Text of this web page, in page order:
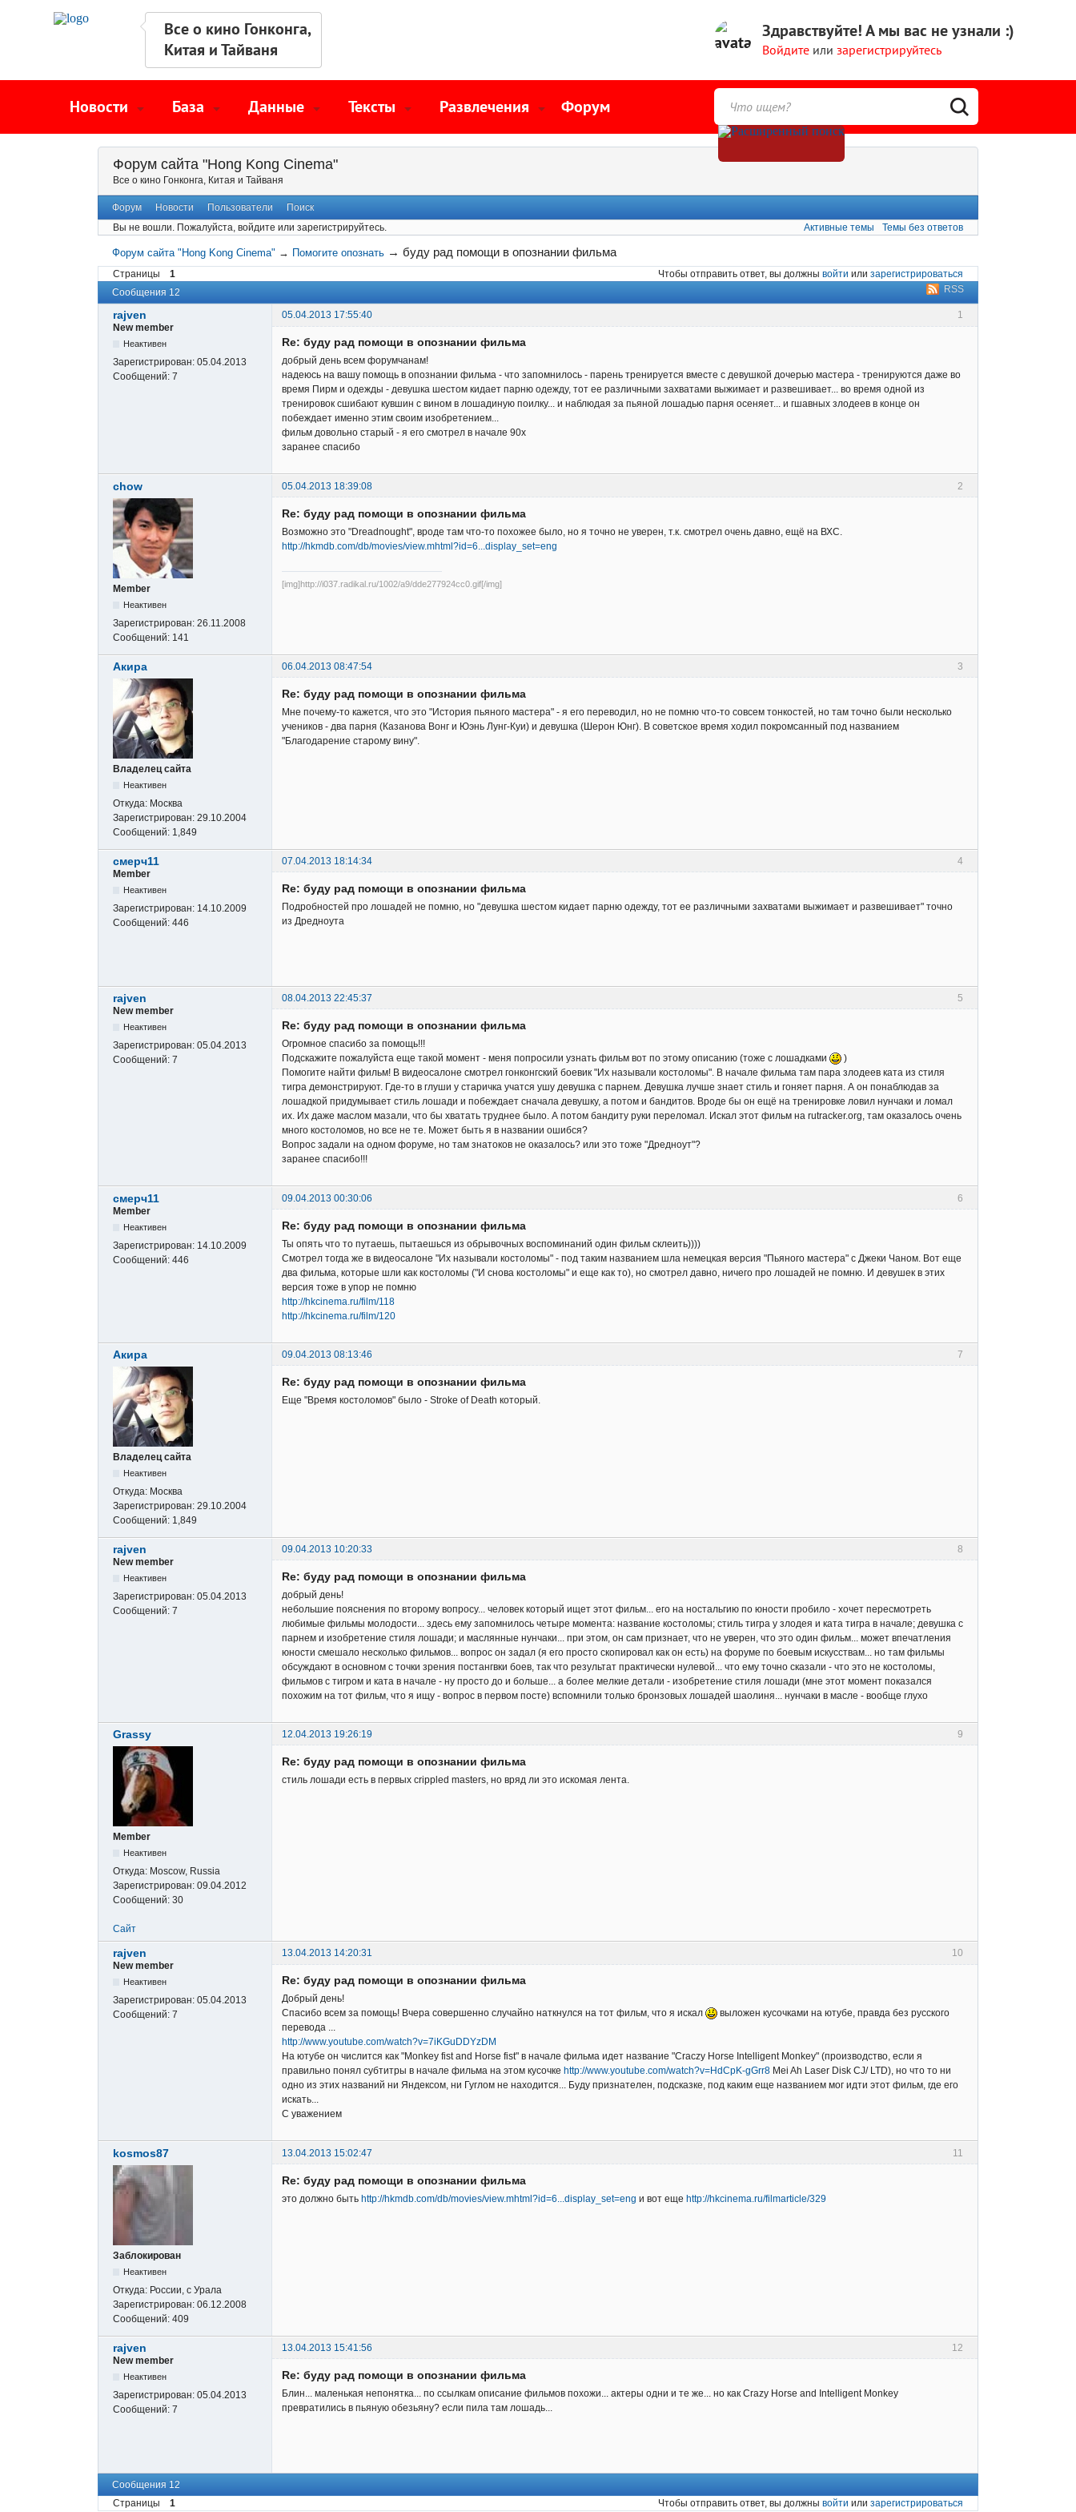
Все о кино Гонконга,
Китая и Тайваня
Здравствуйте!А мы вас не узнали :)
Войдите или зарегистрируйтесь
Новости База Данные Тексты Развлечения Форум
Форум сайта "Hong Kong Cinema"
Все о кино Гонконга, Китая и Тайваня
Форум Новости Пользователи
Поиск
Вы не вошли. Пожалуйста, войдите или зарегистрируйтесь. Активные темы Темы без ответов
Форум сайта "Hong Kong Cinema" → Помогите опознать →буду рад помощи в опознании фильма
Страницы 1 Чтобы отправить ответ, вы должны войти или зарегистрироваться
RSS
Сообщения 12
1
rajven
05.04.2013 17:55:40
New member
Неактивен
Зарегистрирован: 05.04.2013
Сообщений: 7
Re: буду рад помощи в опознании фильма
добрый день всем форумчанам!
надеюсь на вашу помощь в опознании фильма - что запомнилось - парень тренируется вместе с девушкой дочерью мастера - тренируются даже во
время Пирм и одежды - девушка шестом кидает парню одежду, тот ее различными захватами выжимает и развешивает... во время одной из
тренировок сшибают кувшин с вином в лошадиную поилку... и наблюдая за пьяной лошадью парня осеняет... и гшавных злодеев в конце он
побеждает именно этим своим изобретением...
фильм довольно старый - я его смотрел в начале 90х
заранее спасибо
2
chow 05.04.2013 18:39:08
Member
Неактивен
Зарегистрирован: 26.11.2008
Сообщений: 141
Re: буду рад помощи в опознании фильма
Возможно это "Dreadnought", вроде там что-то похожее было, но я точно не уверен, т.к. смотрел очень давно, ещё на ВХС.
http://hkmdb.com/db/movies/view.mhtml?id=6...display_set=eng
[img]http://i037.radikal.ru/1002/a9/dde277924cc0.gif[/img]
3
Акира 06.04.2013 08:47:54
Владелец сайта
Неактивен
Откуда: Москва
Зарегистрирован: 29.10.2004
Сообщений: 1,849
Re: буду рад помощи в опознании фильма
Мне почему-то кажется, что это "История пьяного мастера" - я его переводил, но не помню что-то совсем тонкостей, но там точно были несколько
учеников - два парня (Казанова Вонг и Юэнь Лунг-Куи) и девушка (Шерон Юнг). В советское время ходил покромсанный под названием
"Благодарение старому вину".
4
смерч11
07.04.2013 18:14:34
Member
Неактивен
Зарегистрирован: 14.10.2009
Сообщений: 446
Re: буду рад помощи в опознании фильма
Подробностей про лошадей не помню, но "девушка шестом кидает парню одежду, тот ее различными захватами выжимает и развешивает" точно
из Дредноута
5
rajven
08.04.2013 22:45:37
New member
Неактивен
Зарегистрирован: 05.04.2013
Сообщений: 7
Re: буду рад помощи в опознании фильма
Огромное спасибо за помощь!!!
Подскажите пожалуйста еще такой момент - меня попросили узнать фильм вот по этому описанию (тоже с лошадками
)
Помогите найти фильм! В видеосалоне смотрел гонконгский боевик "Их называли костоломы". В начале фильма там пара злодеев ката из стиля
тигра демонстрируют. Где-то в глуши у старичка учатся ушу девушка с парнем. Девушка лучше знает стиль и гоняет парня. А он понаблюдав за
лошадкой придумывает стиль лошади и побеждает сначала девушку, а потом и бандитов. Вроде бы он ещё на тренировке ловил нунчаки и ломал
их. Их даже маслом мазали, что бы хватать труднее было. А потом бандиту руки переломал. Искал этот фильм на rutracker.org, там оказалось очень
много костоломов, но все не те. Может быть я в названии ошибся?
Вопрос задали на одном форуме, но там знатоков не оказалось? или это тоже "Дредноут"?
заранее спасибо!!!
6
смерч11
09.04.2013 00:30:06
Member
Неактивен
Зарегистрирован: 14.10.2009
Сообщений: 446
Re: буду рад помощи в опознании фильма
Ты опять что то путаешь, пытаешься из обрывочных воспоминаний один фильм склеить))))
Смотрел тогда же в видеосалоне "Их называли костоломы" - под таким названием шла немецкая версия "Пьяного мастера" с Джеки Чаном. Вот еще
два фильма, которые шли как костоломы ("И снова костоломы" и еще как то), но смотрел давно, ничего про лошадей не помню. И девушек в этих
версия тоже в упор не помню
http://hkcinema.ru/film/118
http://hkcinema.ru/film/120
7
Акира 09.04.2013 08:13:46
Владелец сайта
Неактивен
Откуда: Москва
Зарегистрирован: 29.10.2004
Сообщений: 1,849
Re: буду рад помощи в опознании фильма
Еще "Время костоломов" было - Stroke of Death который.
8
rajven
09.04.2013 10:20:33
New member
Неактивен
Зарегистрирован: 05.04.2013
Сообщений: 7
Re: буду рад помощи в опознании фильма
добрый день!
небольшие пояснения по второму вопросу... человек который ищет этот фильм... его на ностальгию по юности пробило - хочет пересмотреть
любимые фильмы молодости... здесь ему запомнилось четыре момента: название костоломы; стиль тигра у злодея и ката тигра в начале; девушка с
парнем и изобретение стиля лошади; и маслянные нунчаки... при этом, он сам признает, что не уверен, что это один фильм... может впечатления
юности смешало несколько фильмов... вопрос он задал (я его просто скопировал как он есть) на форуме по боевым искусствам... но там фильмы
обсуждают в основном с точки зрения постангвки боев, так что результат практически нулевой... что ему точно сказали - что это не костоломы,
фильмов с тигром и ката в начале - ну просто до и больше... а более мелкие детали - изобретение стиля лошади (мне этот момент показался
похожим на тот фильм, что я ищу - вопрос в первом посте) вспомнили только бронзовых лошадей шаолиня... нунчаки в масле - вообще глухо
9
Grassy 12.04.2013 19:26:19
Member
Неактивен
Откуда: Moscow, Russia
Зарегистрирован: 09.04.2012
Сообщений: 30
Re: буду рад помощи в опознании фильма
стиль лошади есть в первых crippled masters, но вряд ли это искомая лента.
Сайт
10
rajven
13.04.2013 14:20:31
New member
Неактивен
Зарегистрирован: 05.04.2013
Сообщений: 7
Re: буду рад помощи в опознании фильма
Добрый день!
Спасибо всем за помощь! Вчера совершенно случайно наткнулся на тот фильм, что я искал
выложен кусочками на ютубе, правда без русского
перевода ...
http://www.youtube.com/watch?v=7iKGuDDYzDM
На ютубе он числится как "Monkey fist and Horse fist" в начале фильма идет название "Craczy Horse Intelligent Monkey" (производство, если я
правильно понял субтитры в начале фильма на этом кусочке http://www.youtube.com/watch?v=HdCpK-gGrr8 Mei Ah Laser Disk CJ/ LTD), но что то ни
одно из этих названий ни Яндексом, ни Гуглом не находится... Буду признателен, подсказке, под каким еще названием мог идти этот фильм, где его
искать...
С уважением
11
kosmos87 13.04.2013 15:02:47
Заблокирован
Неактивен
Откуда: России, с Урала
Зарегистрирован: 06.12.2008
Сообщений: 409
Re: буду рад помощи в опознании фильма
это должно быть http://hkmdb.com/db/movies/view.mhtml?id=6...display_set=eng и вот еще http://hkcinema.ru/filmarticle/329
12
rajven
13.04.2013 15:41:56
New member
Неактивен
Зарегистрирован: 05.04.2013
Сообщений: 7
Re: буду рад помощи в опознании фильма
Блин... маленькая непонятка... по ссылкам описание фильмов похожи... актеры одни и те же... но как Crazy Horse and Intelligent Monkey
превратились в пьяную обезьяну? если пила там лошадь...
Сообщения 12
Страницы
1 Чтобы отправить ответ, вы должны войти или зарегистрироваться